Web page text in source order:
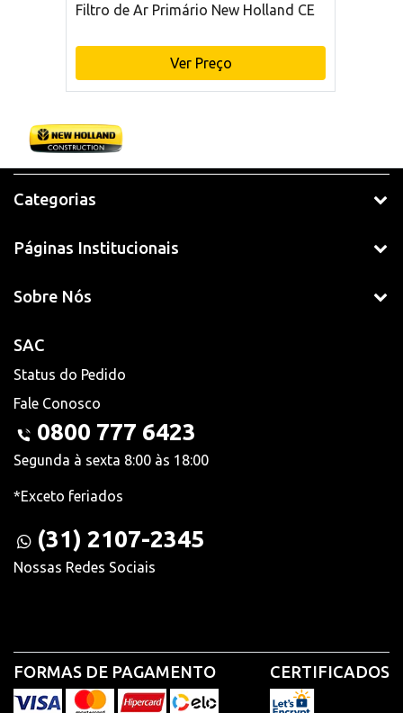
Filtro de Ar Primário New Holland CE
Ver Preço
Categorias
Páginas Institucionais
Sobre Nós
SAC
Status do Pedido
Fale Conosco
0800 777 6423
Segunda à sexta 8:00 às 18:00
*Exceto feriados
(31) 2107-2345
Nossas Redes Sociais
FORMAS DE PAGAMENTO CERTIFICADOS